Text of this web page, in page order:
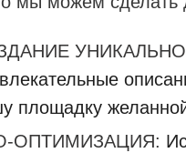
площадку
ОПТИМИЗАЦИЯ: